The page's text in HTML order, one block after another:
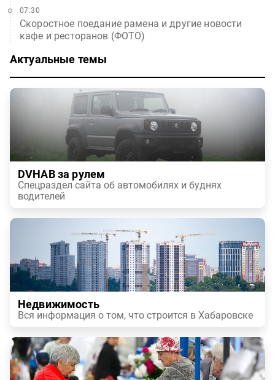
Скоростное поедание рамена и другие новости
кафе и ресторанов (ФОТО)
07:30
Актуальные темы
DVHAB за рулем
Спецраздел сайта об автомобилях и буднях
водителей
Недвижимость
Вся информация о том, что строится в Хабаровске